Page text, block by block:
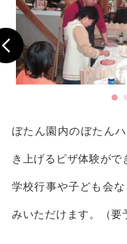
ぼたん園内のぼたん
き上げるピザ体験がで
学校行事や子ども会
みいただけます。（要